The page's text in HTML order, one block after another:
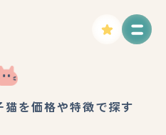
を価格や特徴で探す